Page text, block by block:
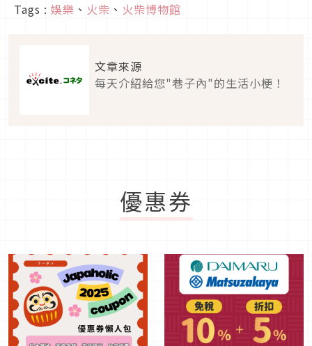
Tags : 娛樂 、 火柴 、 火柴博物館
文章來源
每天介紹給您"巷子內"的生活小梗！
優惠券